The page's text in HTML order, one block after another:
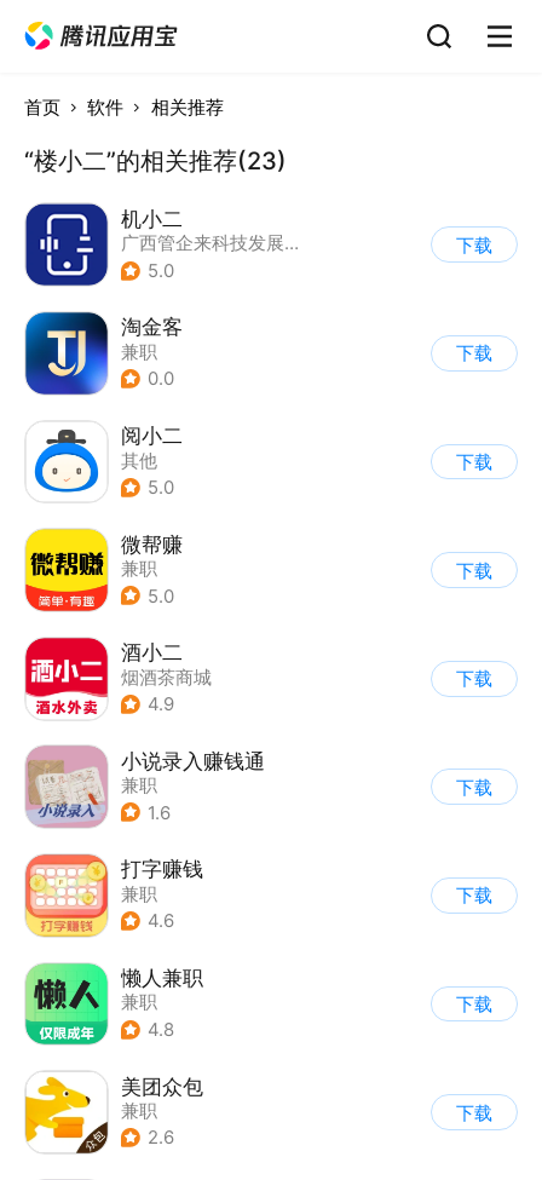
首页 软件 相关推荐
“楼小二”的相关推荐(23)
机小二
广西管企来科技发展有限公司
5.0
下载
淘金客
兼职
0.0
下载
阅小二
其他
5.0
下载
微帮赚
兼职
5.0
下载
酒小二
烟酒茶商城
4.9
下载
小说录入赚钱通
兼职
1.6
下载
打字赚钱
兼职
4.6
下载
懒人兼职
兼职
4.8
下载
美团众包
兼职
2.6
下载